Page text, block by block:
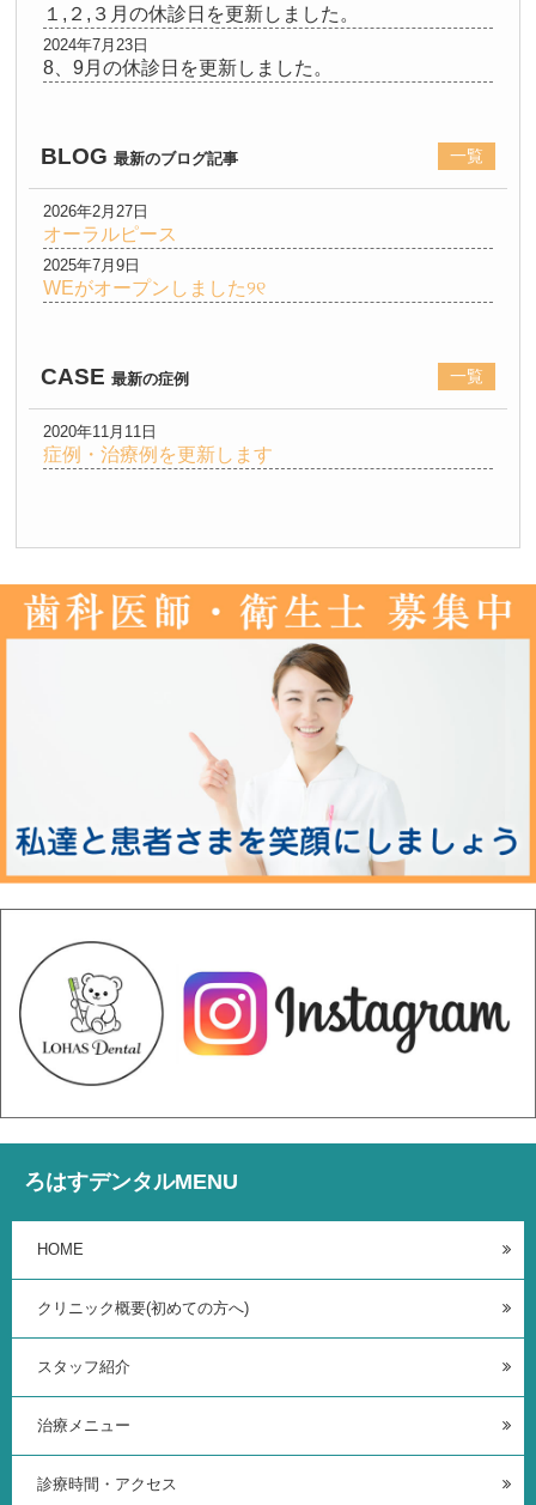
１,２,３月の休診日を更新しました。
2024年7月23日
8、9月の休診日を更新しました。
BLOG 最新のブログ記事 一覧
2026年2月27日
オーラルピース
2025年7月9日
WEがオープンしました୨୧
CASE 最新の症例 一覧
2020年11月11日
症例・治療例を更新します
ろはすデンタルMENU
HOME
クリニック概要(初めての方へ)
スタッフ紹介
治療メニュー
診療時間・アクセス